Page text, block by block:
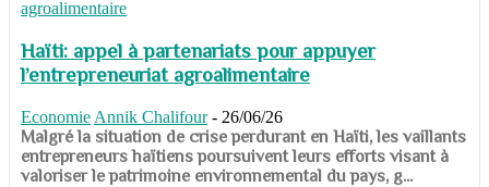
Haïti: appel à partenariats pour appuyer
l’entrepreneuriat agroalimentaire
Economie Annik Chalifour - 26/06/26
​​​​​​​Malgré la situation de crise perdurant en Haïti, les vaillants
entrepreneurs haïtiens poursuivent leurs efforts visant à
valoriser le patrimoine environnemental du pays, g...